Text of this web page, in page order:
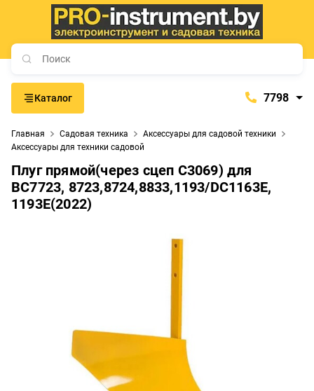
Каталог 7798
+375 (29) 765-57-74
proinstrument-minsk@mail.ru
Главная Садовая техника
Аксессуары для садовой техники
Аксессуары для техники садовой
Плуг прямой(через сцеп C3069) для
BC7723, 8723,8724,8833,1193/DC1163E,
1193E(2022)